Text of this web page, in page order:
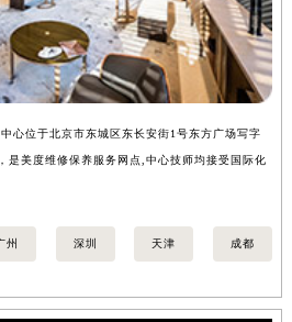
心位于北京市东城区东长安街1号东方广场写字
是美度维修保养服务网点,中心技师均接受国际化
州 深圳 天津 成都